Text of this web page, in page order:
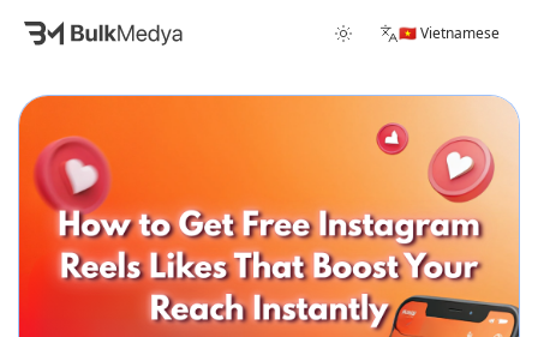
🇻🇳 Vietnamese